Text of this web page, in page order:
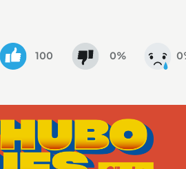
100 0%